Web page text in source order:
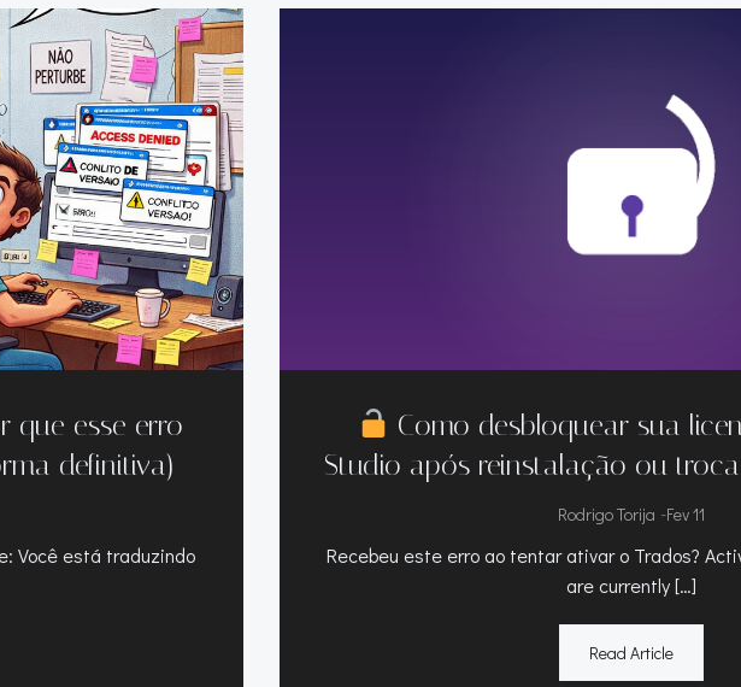
que esse erro
definitiva)
Você está traduzindo
Como desbloquear sua
Studio após reinstalação ou
Rodrigo Torija -Fev 11
Recebeu este erro ao tentar ativar o Trados?
are currently […]
Read Article